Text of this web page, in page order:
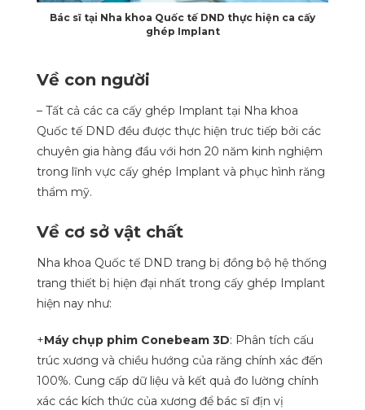
Bác sĩ tại Nha khoa Quốc tế DND thực hiện ca cấy
ghép Implant
Về con người
– Tất cả các ca cấy ghép Implant tại Nha khoa
Quốc tế DND đều được thực hiện trưc tiếp bởi các
chuyên gia hàng đầu với hơn 20 năm kinh nghiệm
trong lĩnh vực cấy ghép Implant và phục hình răng
thẩm mỹ.
Về cơ sở vật chất
Nha khoa Quốc tế DND trang bị đồng bộ hệ thống
trang thiết bị hiện đại nhất trong cấy ghép Implant
hiện nay như:
+Máy chụp phim Conebeam 3D: Phân tích cấu
trúc xương và chiều hướng của răng chính xác đến
100%. Cung cấp dữ liệu và kết quả đo lường chính
xác các kích thức của xương để bác sĩ địn vị